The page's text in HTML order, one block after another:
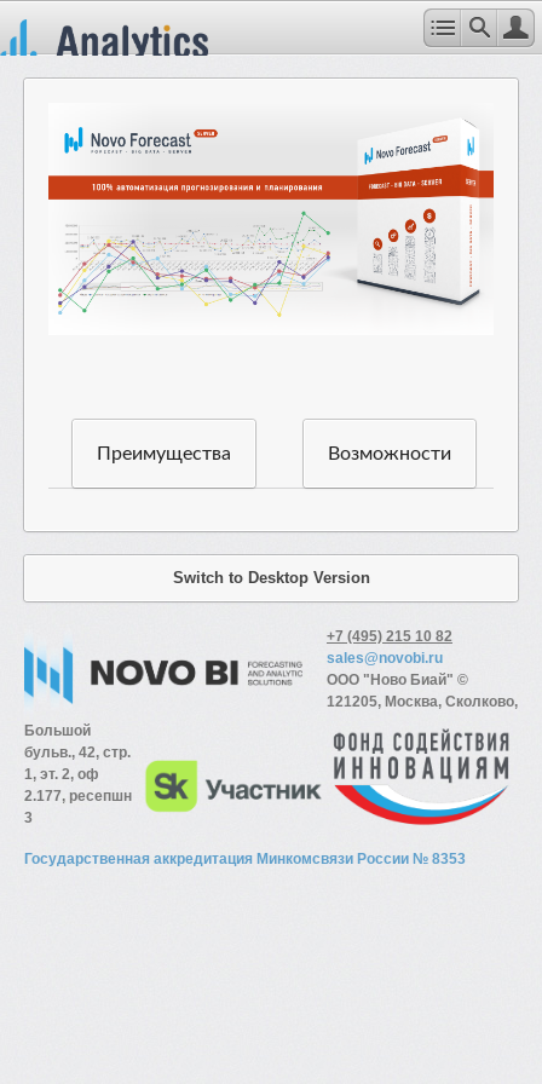
Преимущества Возможности
Switch to Desktop Version
+7 (495) 215 10 82
sales@novobi.ru
ООО "Ново Биай" ©
121205, Москва, Сколково,
Большой
бульв., 42, стр.
1, эт. 2, оф
2.177, ресепшн
3
Государственная аккредитация Минкомсвязи России № 8353